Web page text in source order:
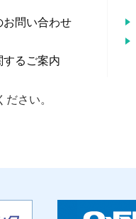
お問い合わせ
するご案内
さい。